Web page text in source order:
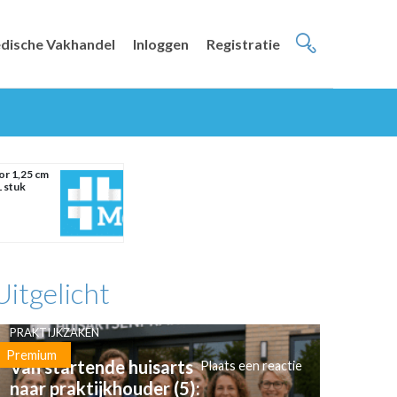
Vakhandel Inloggen Registratie
1,25 cm
stuk
Premium
PRAKTIJKZAKEN
Van startende huisarts
naar praktijkhouder (5):
Plaats een reactie